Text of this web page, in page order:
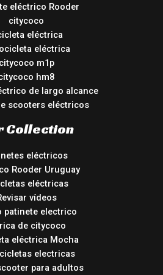
eléctrico Rooder
citycoco
eléctrica
eléctrica
citycoco m1p
hm8
de largo alcance
scooters eléctricos
Collection
eléctricos
Rooder Uruguay
eléctricas
vídeos
patinete electrico
de citycoco
eléctrica Mocha
electricas
para adultos